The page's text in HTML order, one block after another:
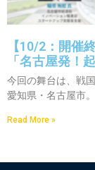
【10/2：開催
「名古屋発！
今回の舞台は、戦
愛知県・名古屋市
Read More »